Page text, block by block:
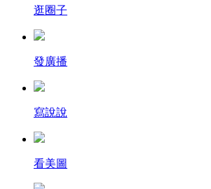
逛圈子
發廣播
寫說說
看美圖